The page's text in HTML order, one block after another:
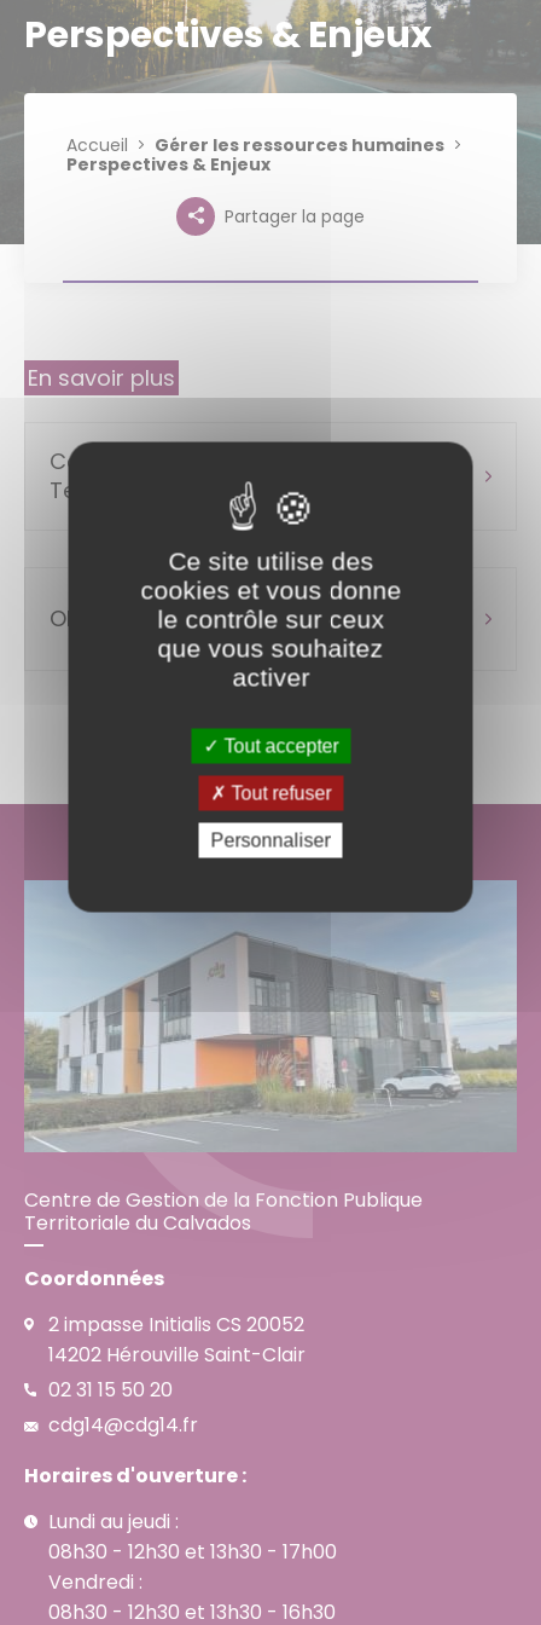
Perspectives & Enjeux
Accueil
Gérer les ressources humaines
Perspectives & Enjeux
Partager la page
En savoir plus
Conférence Régionale de l'Emploi
Territorial (CRET) en Normandie
Observatoire Régional de l'Emploi
Centre de Gestion de la Fonction Publique
Territoriale du Calvados
Coordonnées
2 impasse Initialis CS 20052
14202 Hérouville Saint-Clair
02 31 15 50 20
cdg14@cdg14.fr
Horaires d'ouverture :
Lundi au jeudi :
08h30 - 12h30 et 13h30 - 17h00
Vendredi :
08h30 - 12h30 et 13h30 - 16h30
Ce site utilise des
cookies et vous donne
le contrôle sur ceux
que vous souhaitez
activer
Tout accepter
Tout refuser
Personnaliser